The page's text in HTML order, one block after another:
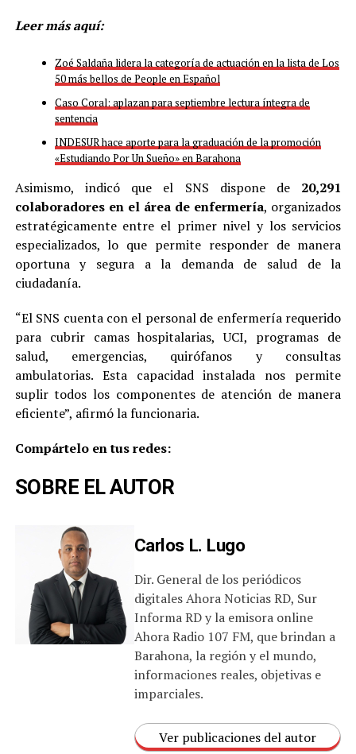
Leer más aquí:
Zoé Saldaña lidera la categoría de actuación en la lista de Los
50 más bellos de People en Español
Caso Coral: aplazan para septiembre lectura íntegra de
sentencia
INDESUR hace aporte para la graduación de la promoción
«Estudiando Por Un Sueño» en Barahona
Asimismo, indicó que el SNS dispone de 20,291
colaboradores en el área de enfermería, organizados
estratégicamente entre el primer nivel y los servicios
especializados, lo que permite responder de manera
oportuna y segura a la demanda de salud de la
ciudadanía.
“El SNS cuenta con el personal de enfermería requerido
para cubrir camas hospitalarias, UCI, programas de
salud, emergencias, quirófanos y consultas
ambulatorias. Esta capacidad instalada nos permite
suplir todos los componentes de atención de manera
eficiente”, afirmó la funcionaria.
Compártelo en tus redes:
SOBRE EL AUTOR
Carlos L. Lugo
Dir. General de los periódicos
digitales Ahora Noticias RD, Sur
Informa RD y la emisora online
Ahora Radio 107 FM, que brindan a
Barahona, la región y el mundo,
informaciones reales, objetivas e
imparciales.
Ver publicaciones del autor